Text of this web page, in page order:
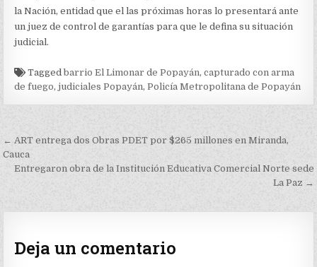
la Nación, entidad que el las próximas horas lo presentará ante
un juez de control de garantías para que le defina su situación
judicial.
Taggedbarrio El Limonar de Popayán,capturado con arma
de fuego,judiciales Popayán,Policía Metropolitana de Popayán
Navegación
de
entradas
← ART entrega dos Obras PDET por $265 millones en Miranda,
Cauca
Entregaron obra de la Institución Educativa Comercial Norte sede
La Paz →
Deja un comentario